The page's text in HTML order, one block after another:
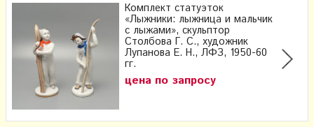
Комплект статуэток
«Лыжники: лыжница и мальчик
с лыжами», скульптор
Столбова Г. С., художник
Лупанова Е. Н.​, ЛФЗ, 1950-60
гг.
цена по запросу